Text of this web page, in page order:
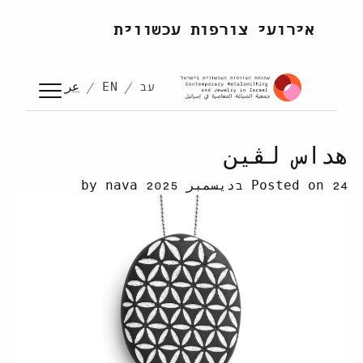
אירועי צורפות עכשווית
עב EN عر
هداس لڤين
Posted on 24 בديسمبر 2025 nava